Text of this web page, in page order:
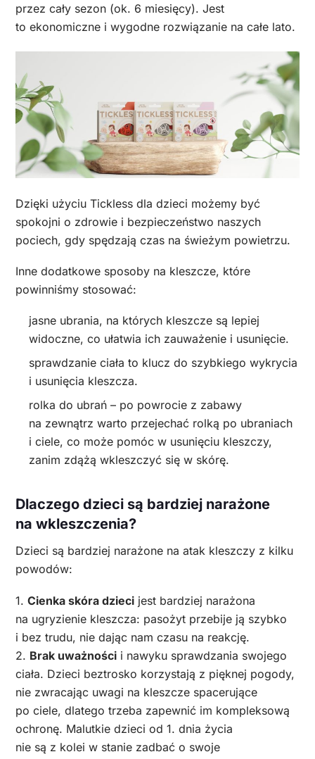
przez cały sezon (ok. 6 miesięcy). Jest
to ekonomiczne i wygodne rozwiązanie na całe lato.
Dzięki użyciu Tickless dla dzieci możemy być
spokojni o zdrowie i bezpieczeństwo naszych
pociech, gdy spędzają czas na świeżym powietrzu.
Inne dodatkowe sposoby na kleszcze, które
powinniśmy stosować:
jasne ubrania, na których kleszcze są lepiej
widoczne, co ułatwia ich zauważenie i usunięcie.
sprawdzanie ciała to klucz do szybkiego wykrycia
i usunięcia kleszcza.
rolka do ubrań – po powrocie z zabawy
na zewnątrz warto przejechać rolką po ubraniach
i ciele, co może pomóc w usunięciu kleszczy,
zanim zdążą wkleszczyć się w skórę.
Dlaczego dzieci są bardziej narażone
na wkleszczenia?
Dzieci są bardziej narażone na atak kleszczy z kilku
powodów:
1. Cienka skóra dzieci jest bardziej narażona
na ugryzienie kleszcza: pasożyt przebije ją szybko
i bez trudu, nie dając nam czasu na reakcję.
2. Brak uważności i nawyku sprawdzania swojego
ciała. Dzieci beztrosko korzystają z pięknej pogody,
nie zwracając uwagi na kleszcze spacerujące
po ciele, dlatego trzeba zapewnić im kompleksową
ochronę. Malutkie dzieci od 1. dnia życia
nie są z kolei w stanie zadbać o swoje